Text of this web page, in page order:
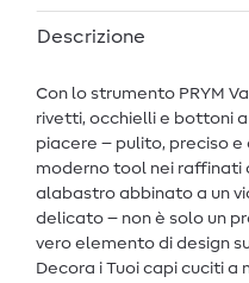
Descrizione
Con lo strumento PRYM
rivetti, occhielli e bottoni
piacere – pulito, preciso e
moderno tool nei raffinati
alabastro abbinato a un
delicato – non è solo un
vero elemento di design
Decora i Tuoi capi cuciti a